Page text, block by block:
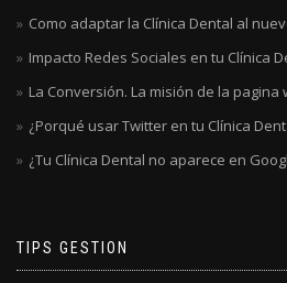
Como adaptar la Clínica Dental al
Impacto Redes Sociales en tu Clínica
La Conversión. La misión de la pagina
¿Porqué usar Twitter en tu Clínica
¿Tu Clínica Dental no aparece en
TIPS GESTION